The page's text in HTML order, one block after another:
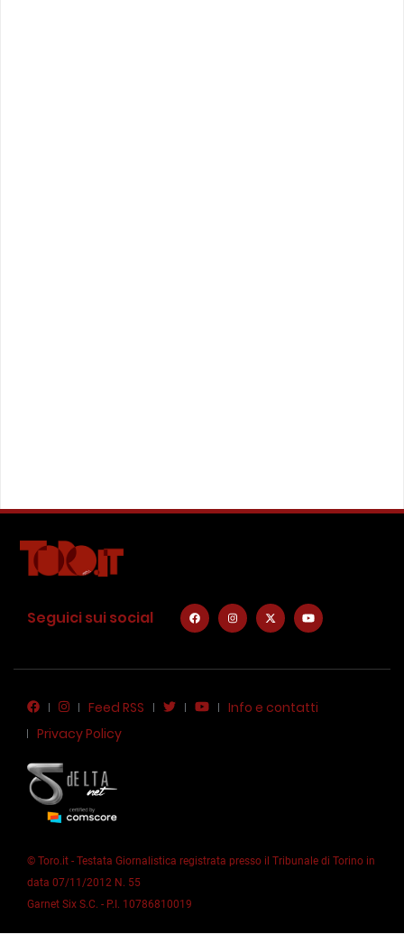
Seguici sui social
Feed RSS
Info e contatti
Privacy Policy
© Toro.it - Testata Giornalistica registrata presso il Tribunale di Torino in
data 07/11/2012 N. 55
Garnet Six S.C. - P.I. 10786810019